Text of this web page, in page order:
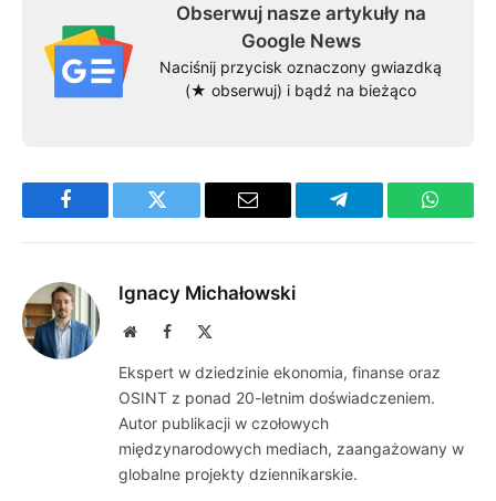
Obserwuj nasze artykuły na
Google News
Naciśnij przycisk oznaczony gwiazdką
(★ obserwuj) i bądź na bieżąco
Facebook Twitter Email Telegram
Ignacy Michałowski
WebsiteFacebook
Ekspert w dziedzinie ekonomia, finanse oraz
OSINT z ponad 20-letnim doświadczeniem.
Autor publikacji w czołowych
międzynarodowych mediach, zaangażowany w
globalne projekty dziennikarskie.